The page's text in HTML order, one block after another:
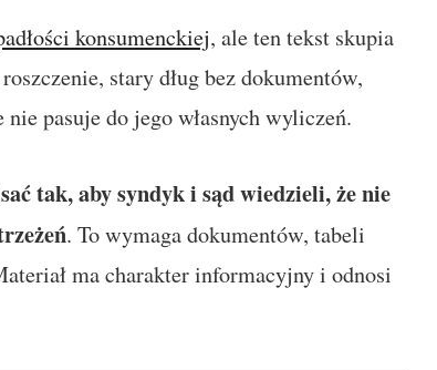
konsumenckiej, ale ten tekst skupia
stary dług bez dokumentów,
pasuje do jego własnych wyliczeń.
tak, aby syndyk i sąd wiedzieli, że nie
. To wymaga dokumentów, tabeli
ma charakter informacyjny i odnosi